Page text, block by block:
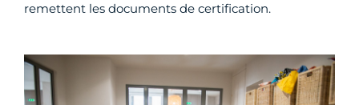
remettent les documents de certification.